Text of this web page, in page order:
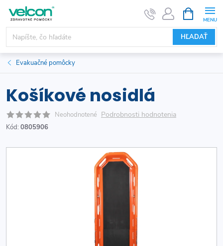
obsah
HĽADAŤ
KOŠÍK
Evakuačné pomôcky
Košíkové nosidlá
Neohodnotené Podrobnosti hodnotenia
Kód: 0805906